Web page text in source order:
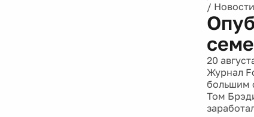
/ Новости
20
Журнал
большим
Том